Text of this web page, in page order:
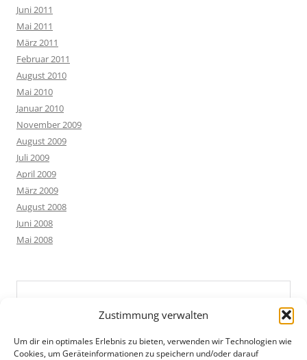
Zustimmung verwalten
Um dir ein optimales Erlebnis zu bieten, verwenden wir Technologien wie
Cookies, um Geräteinformationen zu speichern und/oder darauf
Juni 2011
Mai 2011
März 2011
Februar 2011
August 2010
Mai 2010
Januar 2010
November 2009
August 2009
Juli 2009
April 2009
März 2009
August 2008
Juni 2008
Mai 2008